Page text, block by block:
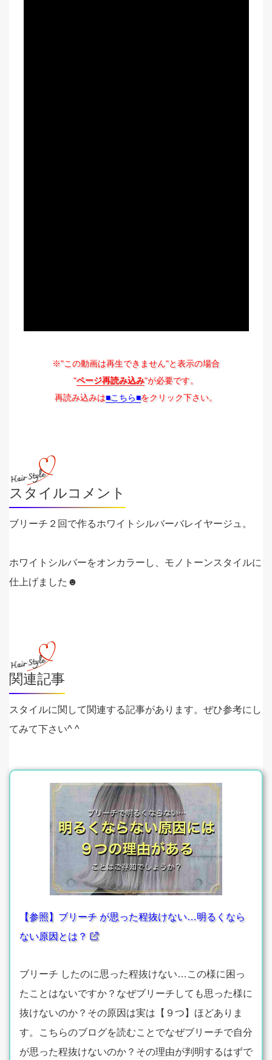
※"この動画は再生できません"と表示の場合
"ページ再読み込み"が必要です。
再読み込みは■こちら■をクリック下さい。
スタイルコメント
ブリーチ２回で作るホワイトシルバーバレイヤージュ。
ホワイトシルバーをオンカラーし、モノトーンスタイルに
仕上げました☻
関連記事
スタイルに関して関連する記事があります。ぜひ参考にし
てみて下さい^ ^
【参照】ブリーチ が思った程抜けない…明るくなら
ない原因とは？
ブリーチ したのに思った程抜けない…この様に困っ
たことはないですか？なぜブリーチしても思った様に
抜けないのか？その原因は実は【９つ】ほどありま
す。こちらのブログを読むことでなぜブリーチで自分
が思った程抜けないのか？その理由が判明するはずで